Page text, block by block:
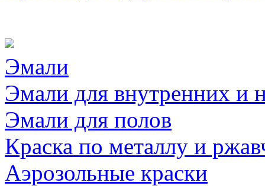
Эмали
Эмали для внутренних и
Эмали для полов
Краска по металлу и
Аэрозольные краски